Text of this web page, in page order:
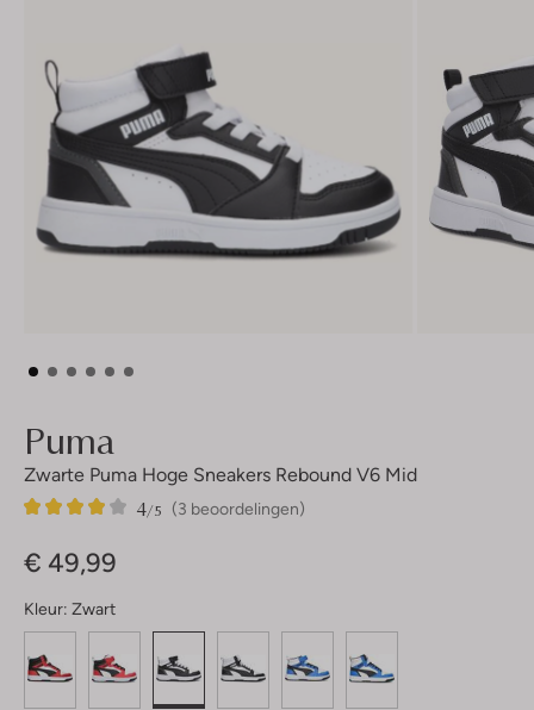
Puma
Zwarte Puma Hoge Sneakers Rebound V6 Mid
(3 beoordelingen)
4/5
3
4
€ 49,99
Kleur: Zwart